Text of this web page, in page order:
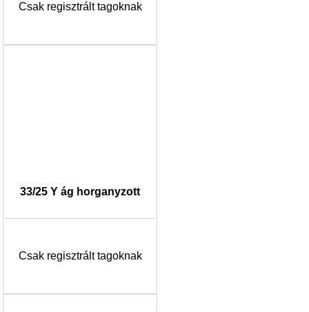
Csak regisztrált tagoknak
33/25 Y ág horganyzott
Csak regisztrált tagoknak